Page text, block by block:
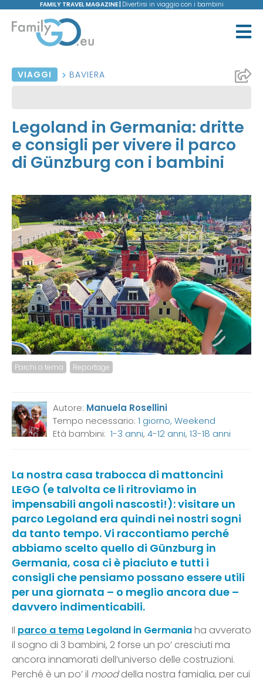
FAMILY TRAVEL MAGAZINE | Divertirsi in viaggio con i bambini
VIAGGI BAVIERA
Legoland in Germania: dritte
e consigli per vivere il parco
di Günzburg con i bambini
Parchi a tema Reportage
Autore: Manuela Rosellini
Tempo necessario: 1 giorno, Weekend
Età bambini: 1-3 anni, 4-12 anni, 13-18 anni
La nostra casa trabocca di mattoncini
LEGO (e talvolta ce li ritroviamo in
impensabili angoli nascosti!): visitare un
parco Legoland era quindi nei nostri sogni
da tanto tempo. Vi raccontiamo perché
abbiamo scelto quello di Günzburg in
Germania, cosa ci è piaciuto e tutti i
consigli che pensiamo possano essere utili
per una giornata – o meglio ancora due –
davvero indimenticabili.
Il parco a tema Legoland in Germaniaha avverato
il sogno di 3 bambini, 2 forse un po’ cresciuti ma
ancora innamorati dell’universo delle costruzioni.
Perché è un po’ il mooddella nostra famiglia, per cui